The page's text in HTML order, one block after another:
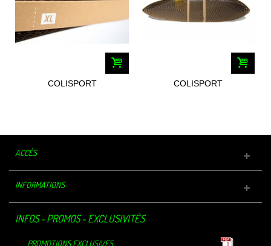
COLISPORT
COLISPORT
ACCÈS
INFORMATIONS
INFOS - PROMOS - EXCLUSIVITÉS
PROMOTIONS EXCLUSIVES